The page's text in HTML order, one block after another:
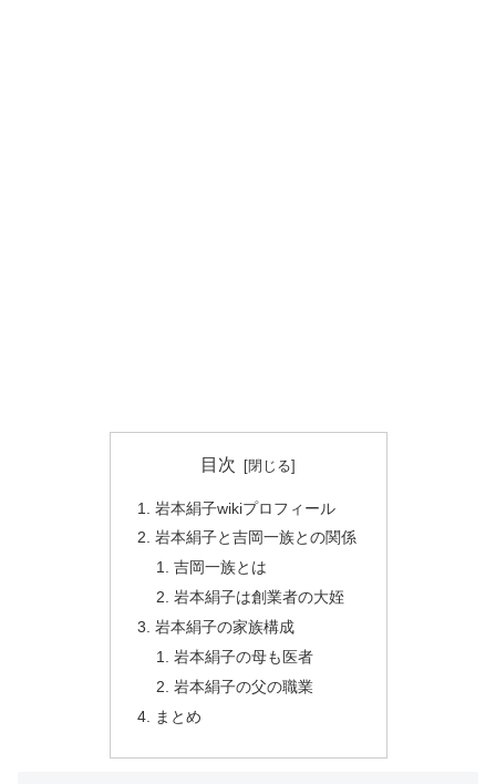
目次
岩本絹子wikiプロフィール
岩本絹子と吉岡一族との関係
吉岡一族とは
岩本絹子は創業者の大姪
岩本絹子の家族構成
岩本絹子の母も医者
岩本絹子の父の職業
まとめ